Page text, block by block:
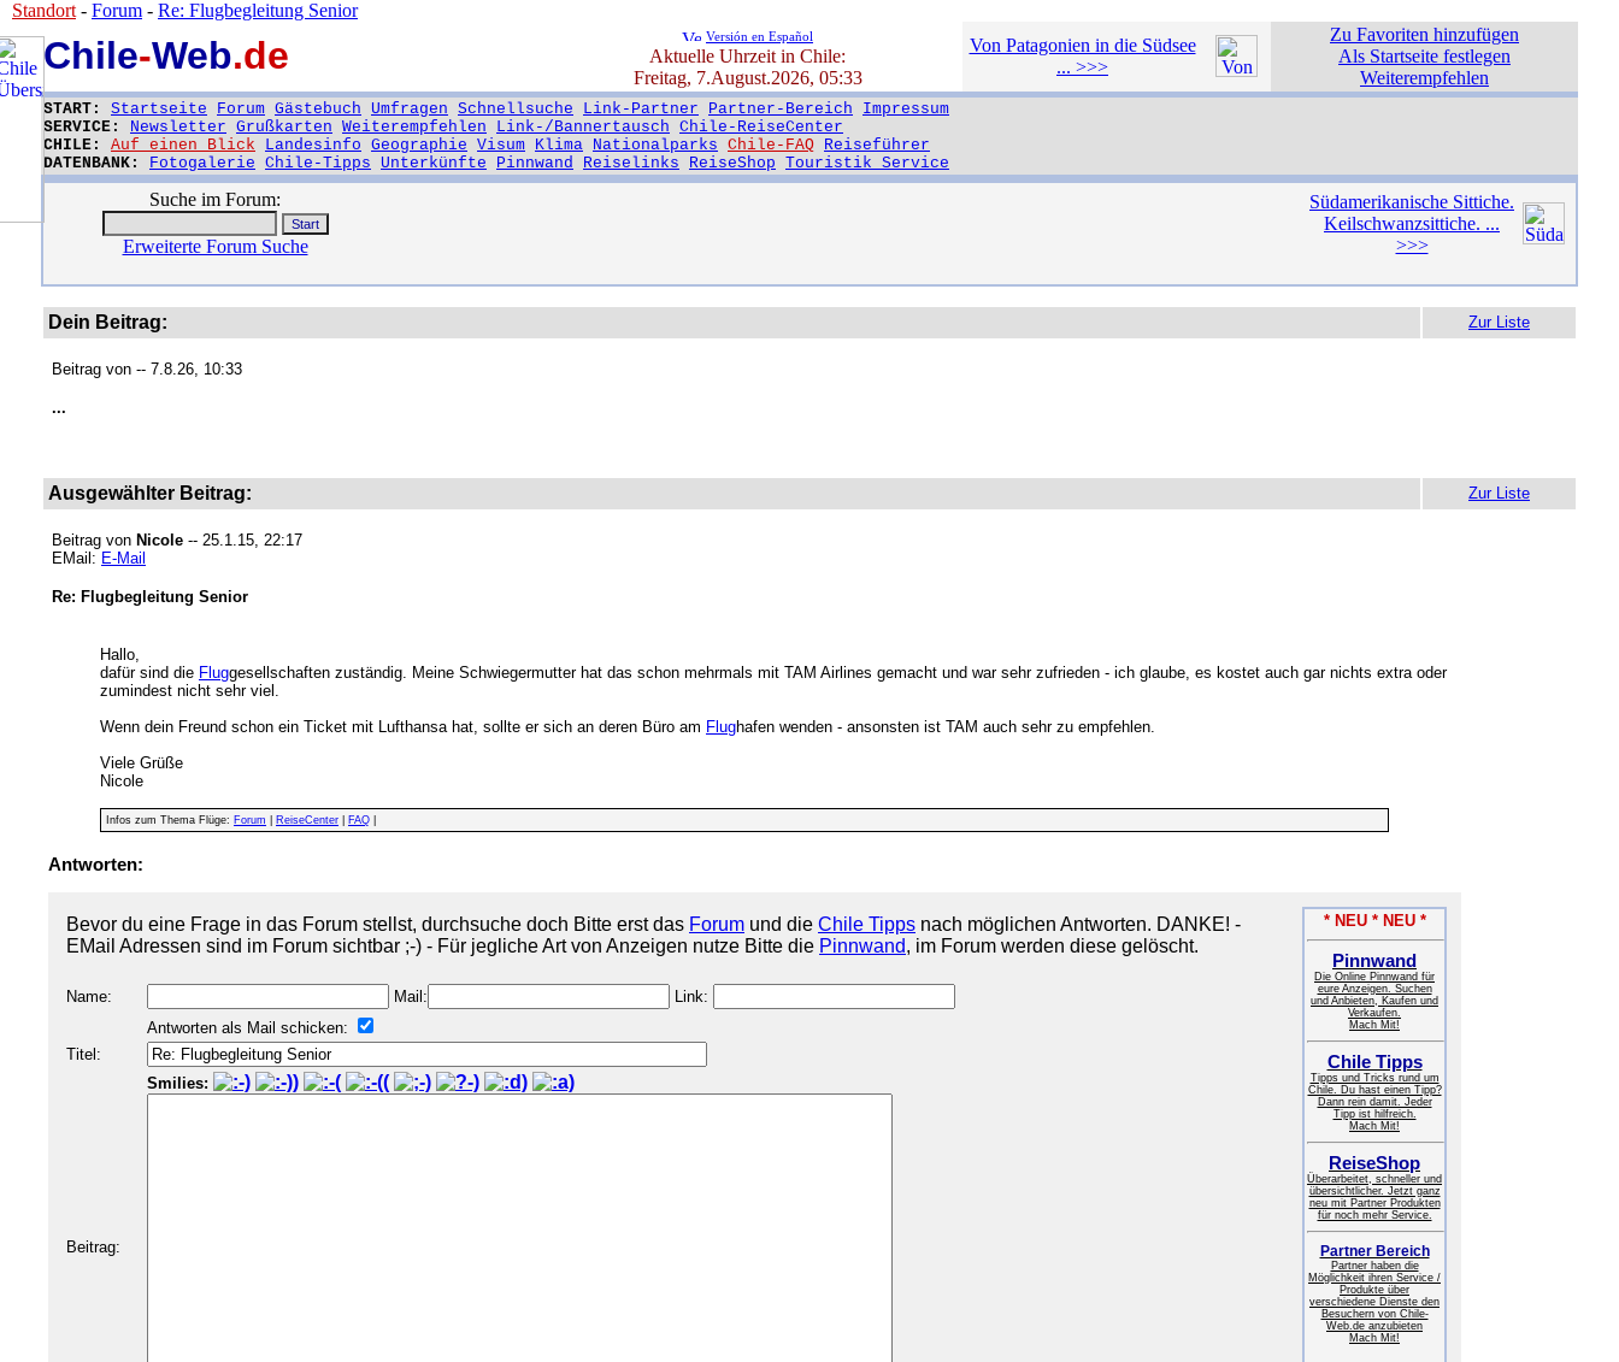
Chile-Web.de Versión en Español
Aktuelle Uhrzeit in Chile:
Freitag, 7.August.2026, 05:33
Von Patagonien in die Südsee
... >>>
Zu Favoriten hinzufügen
Als Startseite festlegen
Weiterempfehlen
START: Startseite Forum Gästebuch Umfragen Schnellsuche Link-Partner Partner-Bereich
Impressum
SERVICE: Newsletter Grußkarten Weiterempfehlen Link-/Bannertausch Chile-ReiseCenter
CHILE: Auf einen Blick Landesinfo Geographie Visum Klima Nationalparks Chile-FAQ Reiseführer
DATENBANK: Fotogalerie Chile-Tipps Unterkünfte Pinnwand Reiselinks ReiseShop Touristik Service
Standort - Forum - Re: Flugbegleitung Senior
Suche im Forum:
Erweiterte Forum Suche
Südamerikanische Sittiche.
Keilschwanzsittiche. ...
>>>
Dein Beitrag: Zur Liste
Beitrag von -- 7.8.26, 10:33
...
Ausgewählter Beitrag: Zur Liste
Beitrag von Nicole -- 25.1.15, 22:17
EMail: E-Mail
Re: Flugbegleitung Senior
Hallo,
dafür sind die Fluggesellschaften zuständig. Meine Schwiegermutter hat das schon mehrmals mit TAM Airlines gemacht und war sehr zufrieden - ich glaube, es kostet auch gar nichts extra oder
zumindest nicht sehr viel.
Wenn dein Freund schon ein Ticket mit Lufthansa hat, sollte er sich an deren Büro am Flughafen wenden - ansonsten ist TAM auch sehr zu empfehlen.
Viele Grüße
Nicole
Infos zum Thema Flüge: Forum ReiseCenter FAQ
Antworten:
Bevor du eine Frage in das Forum stellst, durchsuche doch Bitte erst das Forum und die Chile Tipps nach möglichen Antworten. DANKE! -
EMail Adressen sind im Forum sichtbar ;-) - Für jegliche Art von Anzeigen nutze Bitte die Pinnwand, im Forum werden diese gelöscht.
Name: Mail:
Link:
Antworten als Mail schicken:
Titel:
Beitrag:
Smilies:
* NEU * NEU *
Pinnwand
Die Online Pinnwand für
eure Anzeigen. Suchen
und Anbieten, Kaufen und
Verkaufen.
Mach Mit!
Chile Tipps
Tipps und Tricks rund um
Chile. Du hast einen Tipp?
Dann rein damit. Jeder
Tipp ist hilfreich.
Mach Mit!
ReiseShop
Überarbeitet, schneller und
übersichtlicher. Jetzt ganz
neu mit Partner Produkten
für noch mehr Service.
Partner Bereich
Partner haben die
Möglichkeit ihren Service /
Produkte über
verschiedene Dienste den
Besuchern von Chile-
Web.de anzubieten
Mach Mit!